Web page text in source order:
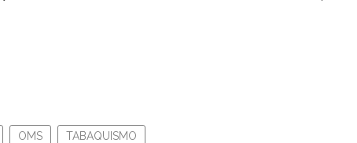
OMS TABAQUISMO